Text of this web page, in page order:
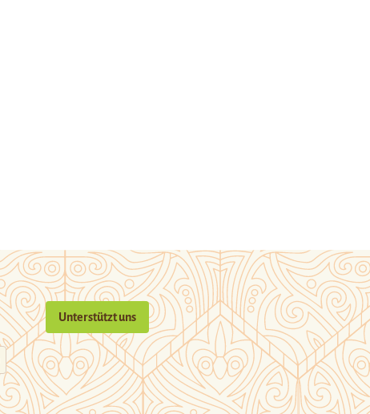
Unterstützt uns